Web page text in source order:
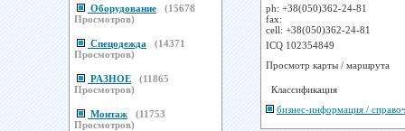
Оборудование (15678
Просмотров)
Спецодежда (14371
Просмотров)
РАЗНОЕ (11865
Просмотров)
Монтаж (11753
Просмотров)
ph: +38(050)362-24-81
fax:
cell: +38(050)362-24-81
ICQ 102354849
Просмотр карты / маршрута
Классификация
бизнес-информация /